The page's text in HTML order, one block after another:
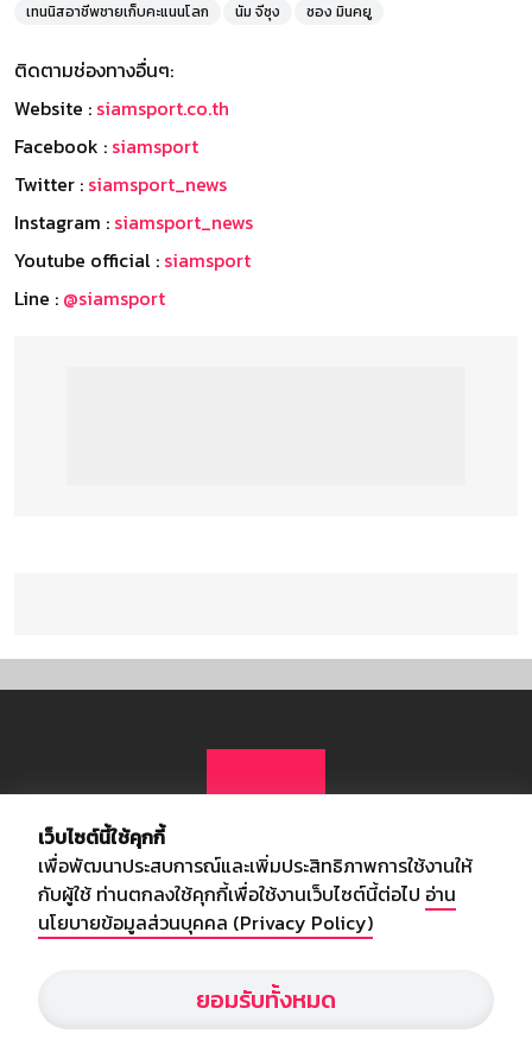
เทนนิสอาชีพชายเก็บคะแนนโลก
นัม จีซุง ซอง มินคยู
ติดตามช่องทางอื่นๆ:
Website : siamsport.co.th
Facebook : siamsport
Twitter : siamsport_news
Instagram : siamsport_news
Youtube official : siamsport
Line : @siamsport
เกี่ยวกับเรา
อัพเดทข่าวสารวงการกีฬา ฟุตบอล ผลบอล ผลฟุตบอลทั่วโลก ฟรีเมียร์
ลีก ไทยลีก ฟุตบอลโลก ยูฟ่าแซมเปี้ยนส์ลีก พร้อมทั้งวิเคราะห์บอล จาก
เว็บไซต์นี้ใช้คุกกี้
เพื่อพัฒนาประสบการณ์และเพิ่มประสิทธิภาพการใช้งานให้
กับผู้ใช้ ท่านตกลงใช้คุกกี้เพื่อใช้งานเว็บไซต์นี้ต่อไป อ่าน
นโยบายข้อมูลส่วนบุคคล (Privacy Policy)
ยอมรับทั้งหมด